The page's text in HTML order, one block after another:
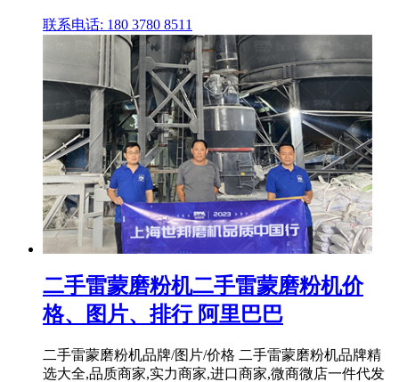
联系电话: 180 3780 8511
二手雷蒙磨粉机二手雷蒙磨粉机价
格、图片、排行 阿里巴巴
二手雷蒙磨粉机品牌/图片/价格 二手雷蒙磨粉机品牌精
选大全,品质商家,实力商家,进口商家,微商微店一件代发